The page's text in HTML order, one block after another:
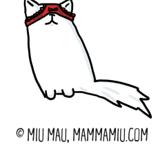
© MIU MAU, MAMMAMIU.COM